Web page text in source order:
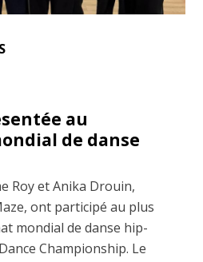
au
de danse
Roy et Anika Drouin,
ont participé au plus
mondial de danse hip-
Championship. Le